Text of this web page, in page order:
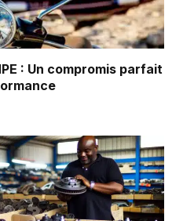
: Un compromis parfait